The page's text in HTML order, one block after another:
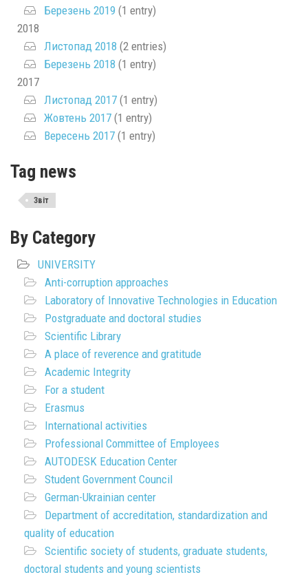
Березень 2019 (1 entry)
2018
Листопад 2018 (2 entries)
Березень 2018 (1 entry)
2017
Листопад 2017 (1 entry)
Жовтень 2017 (1 entry)
Вересень 2017 (1 entry)
Tag news
Звіт
By Category
UNIVERSITY
Anti-corruption approaches
Laboratory of Innovative Technologies in Education
Postgraduate and doctoral studies
Scientific Library
A place of reverence and gratitude
Academic Integrity
For a student
Erasmus
International activities
Professional Committee of Employees
AUTODESK Education Center
Student Government Council
German-Ukrainian center
Department of accreditation, standardization and
quality of education
Scientific society of students, graduate students,
doctoral students and young scientists